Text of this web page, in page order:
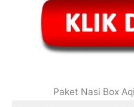
Paket Nasi Box